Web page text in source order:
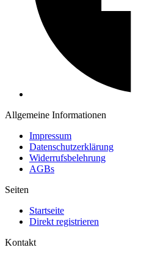
Allgemeine Informationen
Impressum
Datenschutzerklärung
Widerrufsbelehrung
AGBs
Seiten
Startseite
Direkt registrieren
Kontakt